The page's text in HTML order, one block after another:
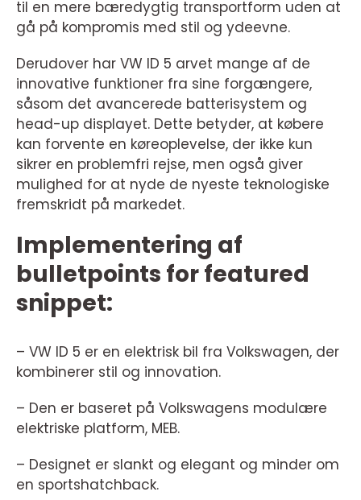
til en mere bæredygtig transportform uden at
gå på kompromis med stil og ydeevne.
Derudover har VW ID 5 arvet mange af de
innovative funktioner fra sine forgængere,
såsom det avancerede batterisystem og
head-up displayet. Dette betyder, at købere
kan forvente en køreoplevelse, der ikke kun
sikrer en problemfri rejse, men også giver
mulighed for at nyde de nyeste teknologiske
fremskridt på markedet.
Implementering af
bulletpoints for featured
snippet:
– VW ID 5 er en elektrisk bil fra Volkswagen, der
kombinerer stil og innovation.
– Den er baseret på Volkswagens modulære
elektriske platform, MEB.
– Designet er slankt og elegant og minder om
en sportshatchback.